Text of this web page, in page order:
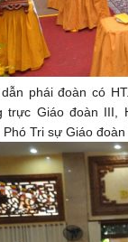
phái đoàn có
trực Giáo đoàn III,
Tri sự Giáo đoàn